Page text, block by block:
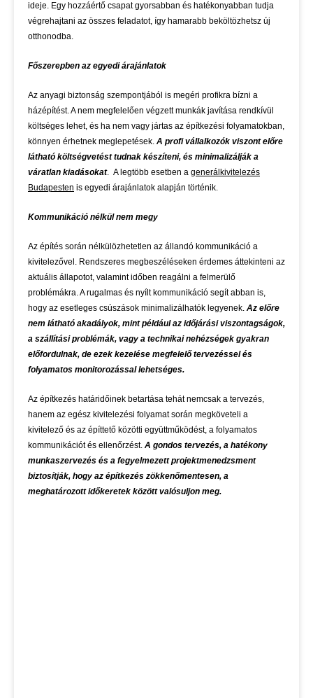
ideje. Egy hozzáértő csapat gyorsabban és hatékonyabban tudja
végrehajtani az összes feladatot, így hamarabb beköltözhetsz új
otthonodba.
Főszerepben az egyedi árajánlatok
Az anyagi biztonság szempontjából is megéri profikra bízni a
házépítést. A nem megfelelően végzett munkák javítása rendkívül
költséges lehet, és ha nem vagy jártas az építkezési folyamatokban,
könnyen érhetnek meglepetések. A profi vállalkozók viszont előre
látható költségvetést tudnak készíteni, és minimalizálják a
váratlan kiadásokat. A legtöbb esetben a generálkivitelezés
Budapesten is egyedi árajánlatok alapján történik.
Kommunikáció nélkül nem megy
Az építés során nélkülözhetetlen az állandó kommunikáció a
kivitelezővel. Rendszeres megbeszéléseken érdemes áttekinteni az
aktuális állapotot, valamint időben reagálni a felmerülő
problémákra. A rugalmas és nyílt kommunikáció segít abban is,
hogy az esetleges csúszások minimalizálhatók legyenek. Az előre
nem látható akadályok, mint például az időjárási viszontagságok,
a szállítási problémák, vagy a technikai nehézségek gyakran
előfordulnak, de ezek kezelése megfelelő tervezéssel és
folyamatos monitorozással lehetséges.
Az építkezés határidőinek betartása tehát nemcsak a tervezés,
hanem az egész kivitelezési folyamat során megköveteli a
kivitelező és az építtető közötti együttműködést, a folyamatos
kommunikációt és ellenőrzést. A gondos tervezés, a hatékony
munkaszervezés és a fegyelmezett projektmenedzsment
biztosítják, hogy az építkezés zökkenőmentesen, a
meghatározott időkeretek között valósuljon meg.